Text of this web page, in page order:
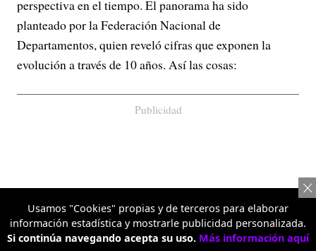
perspectiva en el tiempo. El panorama ha sido
planteado por la Federación Nacional de
Departamentos, quien reveló cifras que exponen la
evolución a través de 10 años. Así las cosas:
Publicidad
Usamos "Cookies" propias y de terceros para elaborar
información estadística y mostrarle publicidad personalizada.
Si continúa navegando acepta su uso. Más información aquí